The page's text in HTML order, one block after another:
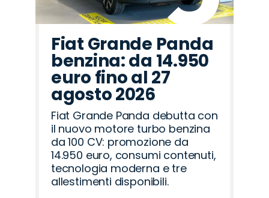
Fiat Grande Panda
benzina: da 14.950
euro fino al 27
agosto 2026
Fiat Grande Panda debutta con
il nuovo motore turbo benzina
da 100 CV: promozione da
14.950 euro, consumi contenuti,
tecnologia moderna e tre
allestimenti disponibili.